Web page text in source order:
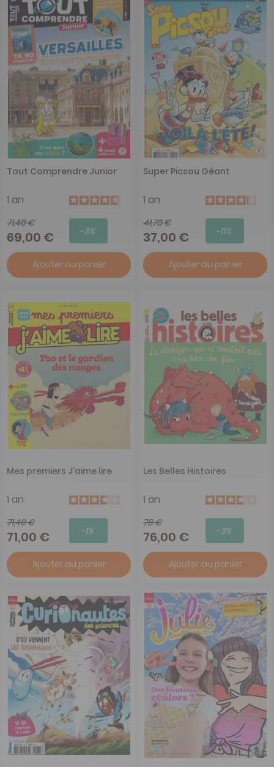
Tout Comprendre Junior
1 an
71,40 €
69,00 € -3%
Ajouter au panier
Super Picsou Géant
1 an
41,70 €
37,00 € -11%
Ajouter au panier
Mes premiers J'aime lire
1 an
71,40 €
71,00 € -1%
Ajouter au panier
Les Belles Histoires
1 an
78 €
76,00 € -3%
Ajouter au panier